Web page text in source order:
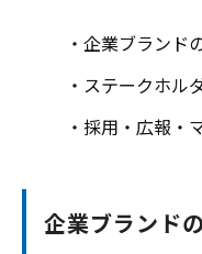
・企業ブランド
・ステークホル
・採用・広報・
企業ブランド